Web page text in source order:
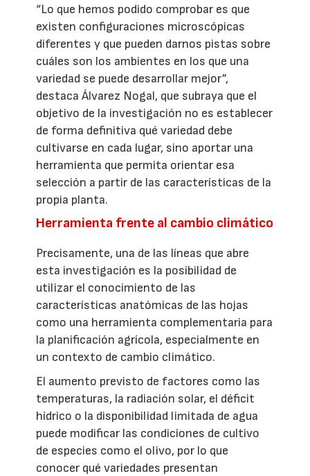
“Lo que hemos podido comprobar es que
existen configuraciones microscópicas
diferentes y que pueden darnos pistas sobre
cuáles son los ambientes en los que una
variedad se puede desarrollar mejor”,
destaca Álvarez Nogal, que subraya que el
objetivo de la investigación no es establecer
de forma definitiva qué variedad debe
cultivarse en cada lugar, sino aportar una
herramienta que permita orientar esa
selección a partir de las características de la
propia planta.
Herramienta frente al cambio climático
Precisamente, una de las líneas que abre
esta investigación es la posibilidad de
utilizar el conocimiento de las
características anatómicas de las hojas
como una herramienta complementaria para
la planificación agrícola, especialmente en
un contexto de cambio climático.
El aumento previsto de factores como las
temperaturas, la radiación solar, el déficit
hídrico o la disponibilidad limitada de agua
puede modificar las condiciones de cultivo
de especies como el olivo, por lo que
conocer qué variedades presentan